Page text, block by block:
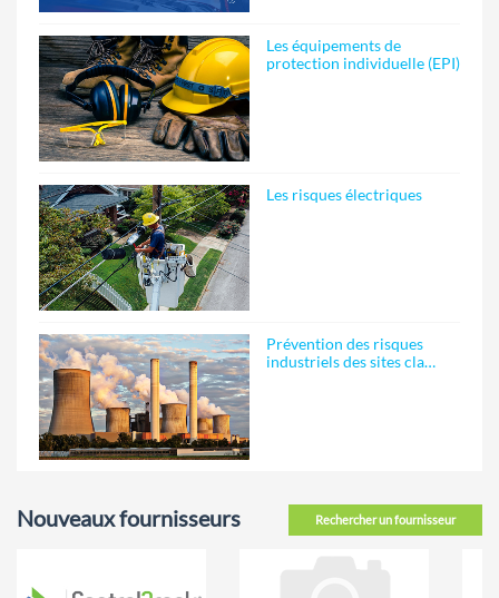
Les équipements de
protection individuelle (EPI)
Les risques électriques
Prévention des risques
industriels des sites cla…
Rechercher un fournisseur
Nouveaux fournisseurs